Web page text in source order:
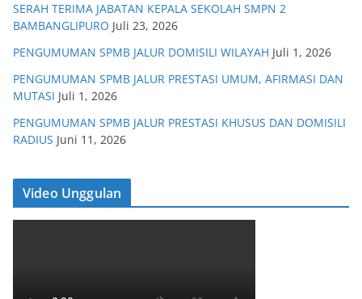
SERAH TERIMA JABATAN KEPALA SEKOLAH SMPN 2
BAMBANGLIPURO Juli 23, 2026
PENGUMUMAN SPMB JALUR DOMISILI WILAYAH Juli 1, 2026
PENGUMUMAN SPMB JALUR PRESTASI UMUM, AFIRMASI DAN
MUTASI Juli 1, 2026
PENGUMUMAN SPMB JALUR PRESTASI KHUSUS DAN DOMISILI
RADIUS Juni 11, 2026
Video Unggulan